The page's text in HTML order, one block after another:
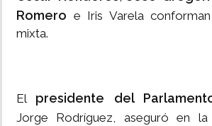
Romero e Iris Varela
mixta.
El presidente del
Jorge Rodríguez, aseguró en